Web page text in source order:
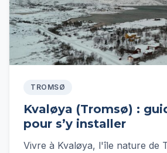
TROMSØ
Kvaløya (Tromsø) :
pour s’y installer
Vivre à Kvaløya, l'île nature de